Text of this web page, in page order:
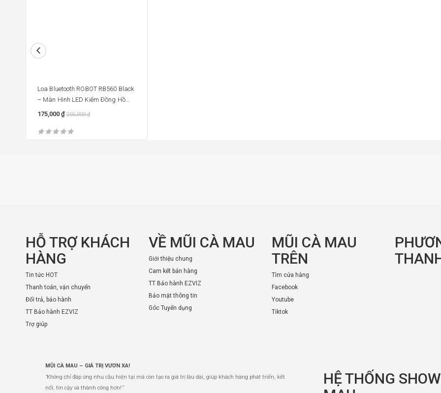
Loa Bluetooth ROBOT RB560 Black
– Màn Hình LED Kiêm Đồng Hồ
Báo Thức
175,000 ₫ 205,000₫
HỖ TRỢ KHÁCH
HÀNG
Tin tức HOT
Thanh toán, vận chuyển
Đổi trả, bảo hành
TT Bảo hành EZVIZ
Trợ giúp
VỀ MŨI CÀ MAU
Giới thiệu chung
Cam kết bán hàng
TT Bảo hành EZVIZ
Bảo mật thông tin
Góc Tuyển dụng
MŨI CÀ MAU
TRÊN
Tìm cửa hàng
Facebook
Youtube
Tiktok
MŨI CÀ MAU – GIÁ TRỊ VƯƠN XA!
“Không chỉ đáp ứng nhu cầu hiện tại mà còn tạo ra giá trị lâu dài, giúp khách hàng phát triển, kết
nối, tin cậy và thành công hơn! ”
HỆ THỐNG